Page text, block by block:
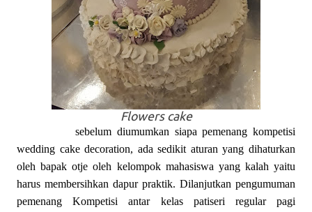
Flowers cake
sebelum diumumkan siapa pemenang kompetisi
wedding cake decoration, ada sedikit aturan yang dihaturkan
oleh bapak otje oleh kelompok mahasiswa yang kalah yaitu
harus membersihkan dapur praktik. Dilanjutkan pengumuman
pemenang Kompetisi antar kelas patiseri regular pagi